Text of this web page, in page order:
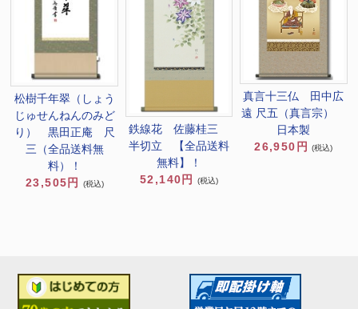
松樹千年翠（しょう
じゅせんねんのみど
り） 黒田正庵 尺
三（全品送料無
料）！
23,505円
(税込)
鉄線花 佐藤桂三
半切立 【全品送料
無料】！
52,140円
(税込)
真言十三仏 田中広
遠 尺五（真言宗）
日本製
26,950円 (税込)